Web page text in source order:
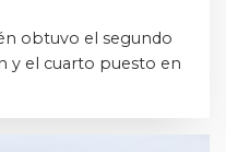
obtuvo el segundo
y el cuarto puesto en